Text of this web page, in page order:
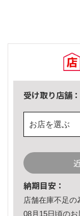
受け取り店舗：
お店を選ぶ
納期目安：
店舗在庫不足の
08月15日頃のお